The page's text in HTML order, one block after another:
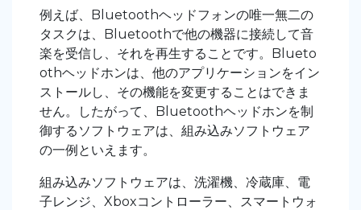
例えば、Bluetoothヘッドフォンの唯一無二の
タスクは、Bluetoothで他の機器に接続して音
楽を受信し、それを再生することです。Blueto
othヘッドホンは、他のアプリケーションをイン
ストールし、その機能を変更することはできま
せん。したがって、Bluetoothヘッドホンを制
御するソフトウェアは、組み込みソフトウェア
の一例といえます。
組み込みソフトウェアは、洗濯機、冷蔵庫、電
子レンジ、Xboxコントローラー、スマートウォ